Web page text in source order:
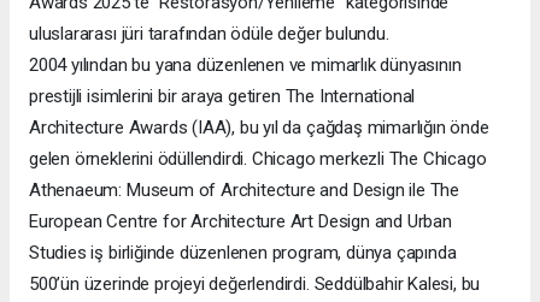
uluslararası jüri tarafından ödüle değer bulundu.
2004 yılından bu yana düzenlenen ve mimarlık dünyasının
prestijli isimlerini bir araya getiren The International
Architecture Awards (IAA), bu yıl da çağdaş mimarlığın önde
gelen örneklerini ödüllendirdi. Chicago merkezli The Chicago
Athenaeum: Museum of Architecture and Design ile The
European Centre for Architecture Art Design and Urban
Studies iş birliğinde düzenlenen program, dünya çapında
500’ün üzerinde projeyi değerlendirdi. Seddülbahir Kalesi, bu